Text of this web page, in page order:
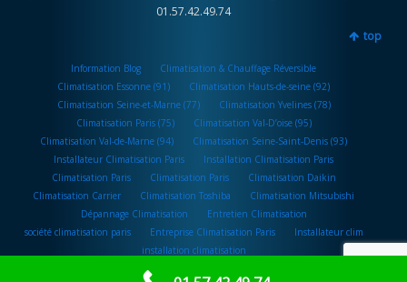
01.57.42.49.74
top
Information Blog
Climatisation & Chauffage Réversible
Climatisation Essonne (91)
Climatisation Hauts-de-seine (92)
Climatisation Seine-et-Marne (77)
Climatisation Yvelines (78)
Climatisation Paris (75)
Climatisation Val-D’oise (95)
Climatisation Val-de-Marne (94)
Climatisation Seine-Saint-Denis (93)
Installateur Climatisation Paris
Installation Climatisation Paris
Climatisation Paris
Climatisation Paris
Climatisation Daikin
Climatisation Carrier
Climatisation Toshiba
Climatisation Mitsubishi
Dépannage Climatisation
Entretien Climatisation
société climatisation paris
Entreprise Climatisation Paris
Installateur clim
installation climatisation